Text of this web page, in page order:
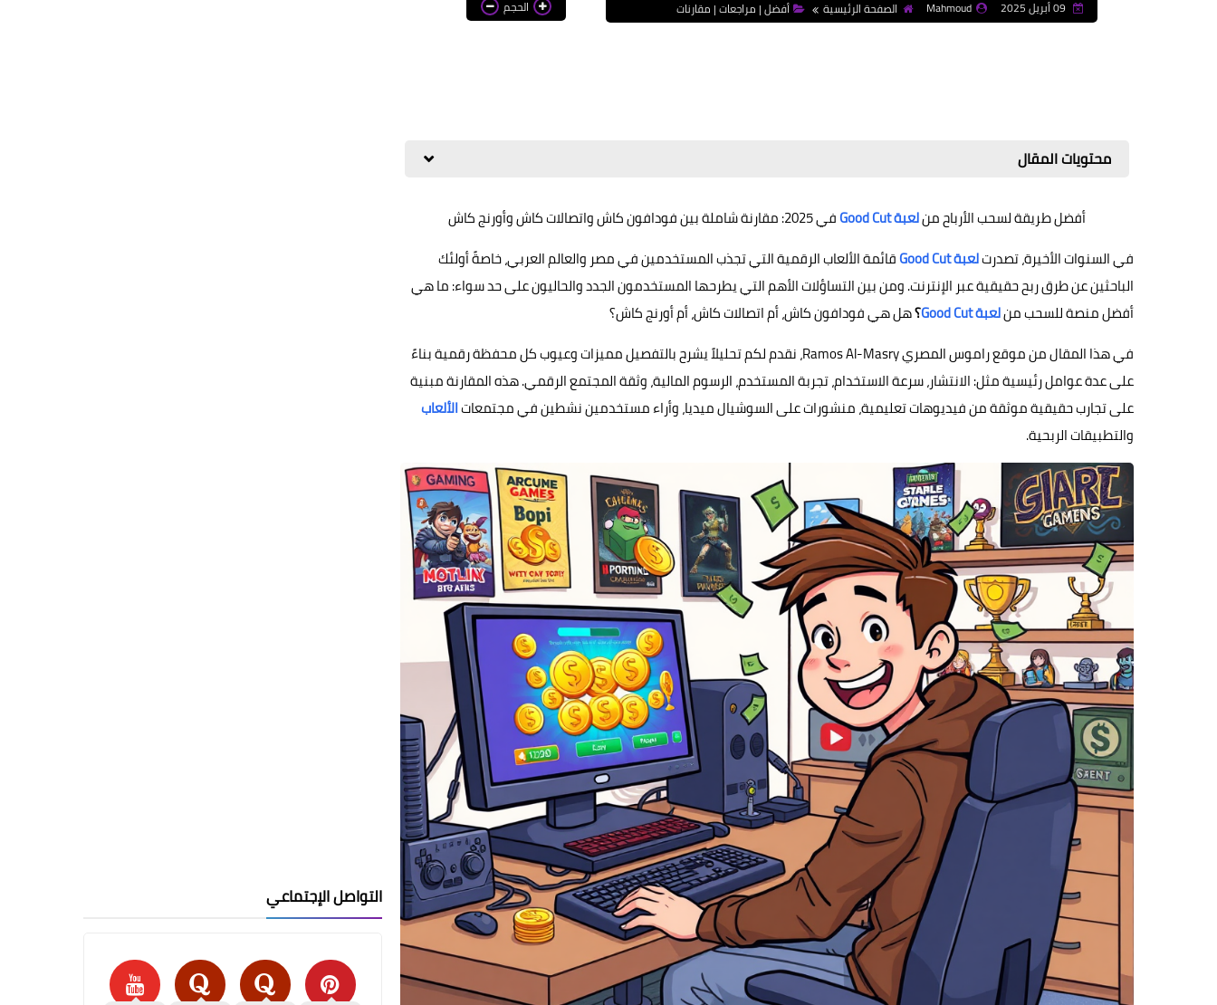
Mahmoud الصفحة الرئيسية أفضل | مراجعات | مقارنات الحجم
محتويات المقال
أفضل طريقة لسحب الأرباح منلعبة Good Cut
في 2025: مقارنة شاملة بين فودافون كاش واتصالات كاش وأورنج كاش
في السنوات الأخيرة، تصدرتلعبة Good Cut
قائمة الألعاب الرقمية التي تجذب المستخدمين في مصر والعالم العربي، خاصةً أولئك
الباحثين عن طرق ربح حقيقية عبر الإنترنت. ومن بين التساؤلات الأهم التي يطرحها المستخدمون الجدد والحاليون على حد سواء: ما هي
أفضل منصة للسحب منلعبة Good Cut ؟هل هي فودافون كاش، أم اتصالات كاش، أم أورنج كاش؟
في هذا المقال من موقع راموس المصري Ramos Al-Masry، نقدم لكم تحليلاً يشرح بالتفصيل مميزات وعيوب كل محفظة رقمية بناءً
على عدة عوامل رئيسية مثل: الانتشار، سرعة الاستخدام، تجربة المستخدم، الرسوم المالية، وثقة المجتمع الرقمي. هذه المقارنة مبنية
على تجارب حقيقية موثقة من فيديوهات تعليمية، منشورات على السوشيال ميديا، وأراء مستخدمين نشطين في مجتمعاتالألعاب
والتطبيقات الربحية.
التواصل الإجتماعي